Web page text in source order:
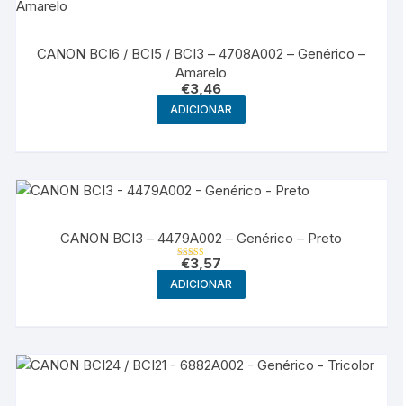
CANON BCI6 / BCI5 / BCI3 – 4708A002 – Genérico –
Amarelo
€3,46
ADICIONAR
CANON BCI3 – 4479A002 – Genérico – Preto
Avaliação
de 5
€3,57
ADICIONAR